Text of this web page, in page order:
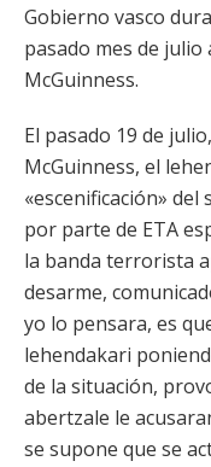
Gobierno vasco
pasado mes de
McGuinness.
El pasado 19 de
McGuinness, el
«escenificación»
por parte de ETA
la banda terrorista
desarme,
yo lo pensara, es
lehendakari
de la situación,
abertzale le
se supone que se